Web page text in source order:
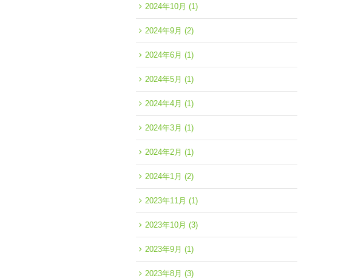
2024年10月 (1)
2024年9月 (2)
2024年6月 (1)
2024年5月 (1)
2024年4月 (1)
2024年3月 (1)
2024年2月 (1)
2024年1月 (2)
2023年11月 (1)
2023年10月 (3)
2023年9月 (1)
2023年8月 (3)